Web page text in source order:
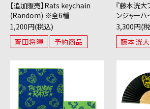
【追加販売】Rats keychain
(Random) ※全6種
1,200円(税込)
菅田将暉 予約商品
『藤本洸大
ンジャーハ
3,300円(
藤本洸大